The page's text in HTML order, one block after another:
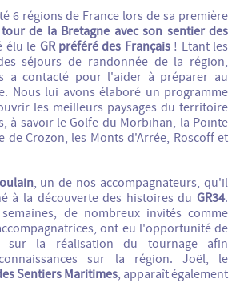
6 régions de France lors de sa première
de la Bretagne avec son sentier des
élu le GR préféré des Français! Etant les
séjours de randonnée de la région,
a contacté pour l'aider à préparer au
Nous lui avons élaboré un programme
les meilleurs paysages du territoire
à savoir le Golfe du Morbihan, la Pointe
de Crozon, les Monts d'Arrée, Roscoff et
, un de nos accompagnateurs, qu'il
à la découverte des histoires du GR34.
de nombreux invités comme
ont eu l'opportunité de
sur la réalisation du tournage afin
sur la région. Joël, le
Sentiers Maritimes, apparaît également